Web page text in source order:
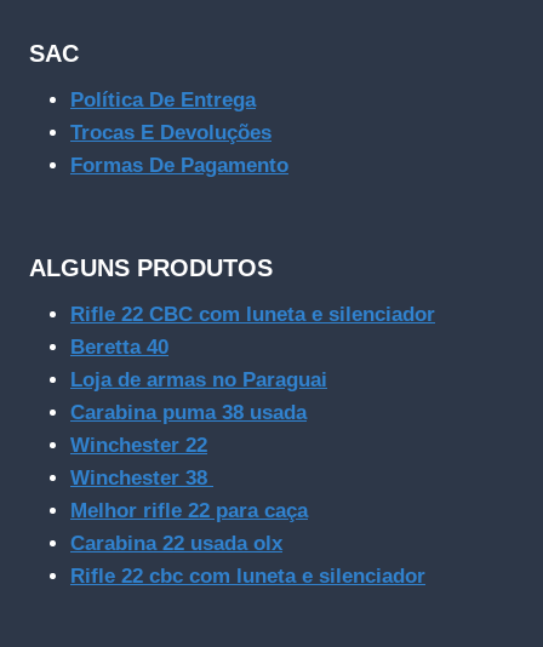
SAC
Política De Entrega
Trocas E Devoluções
Formas De Pagamento
ALGUNS PRODUTOS
Rifle 22 CBC com luneta e silenciador
Beretta 40
Loja de armas no Paraguai
Carabina puma 38 usada
Winchester 22
Winchester 38
Melhor rifle 22 para caça
Carabina 22 usada olx
Rifle 22 cbc com luneta e silenciador